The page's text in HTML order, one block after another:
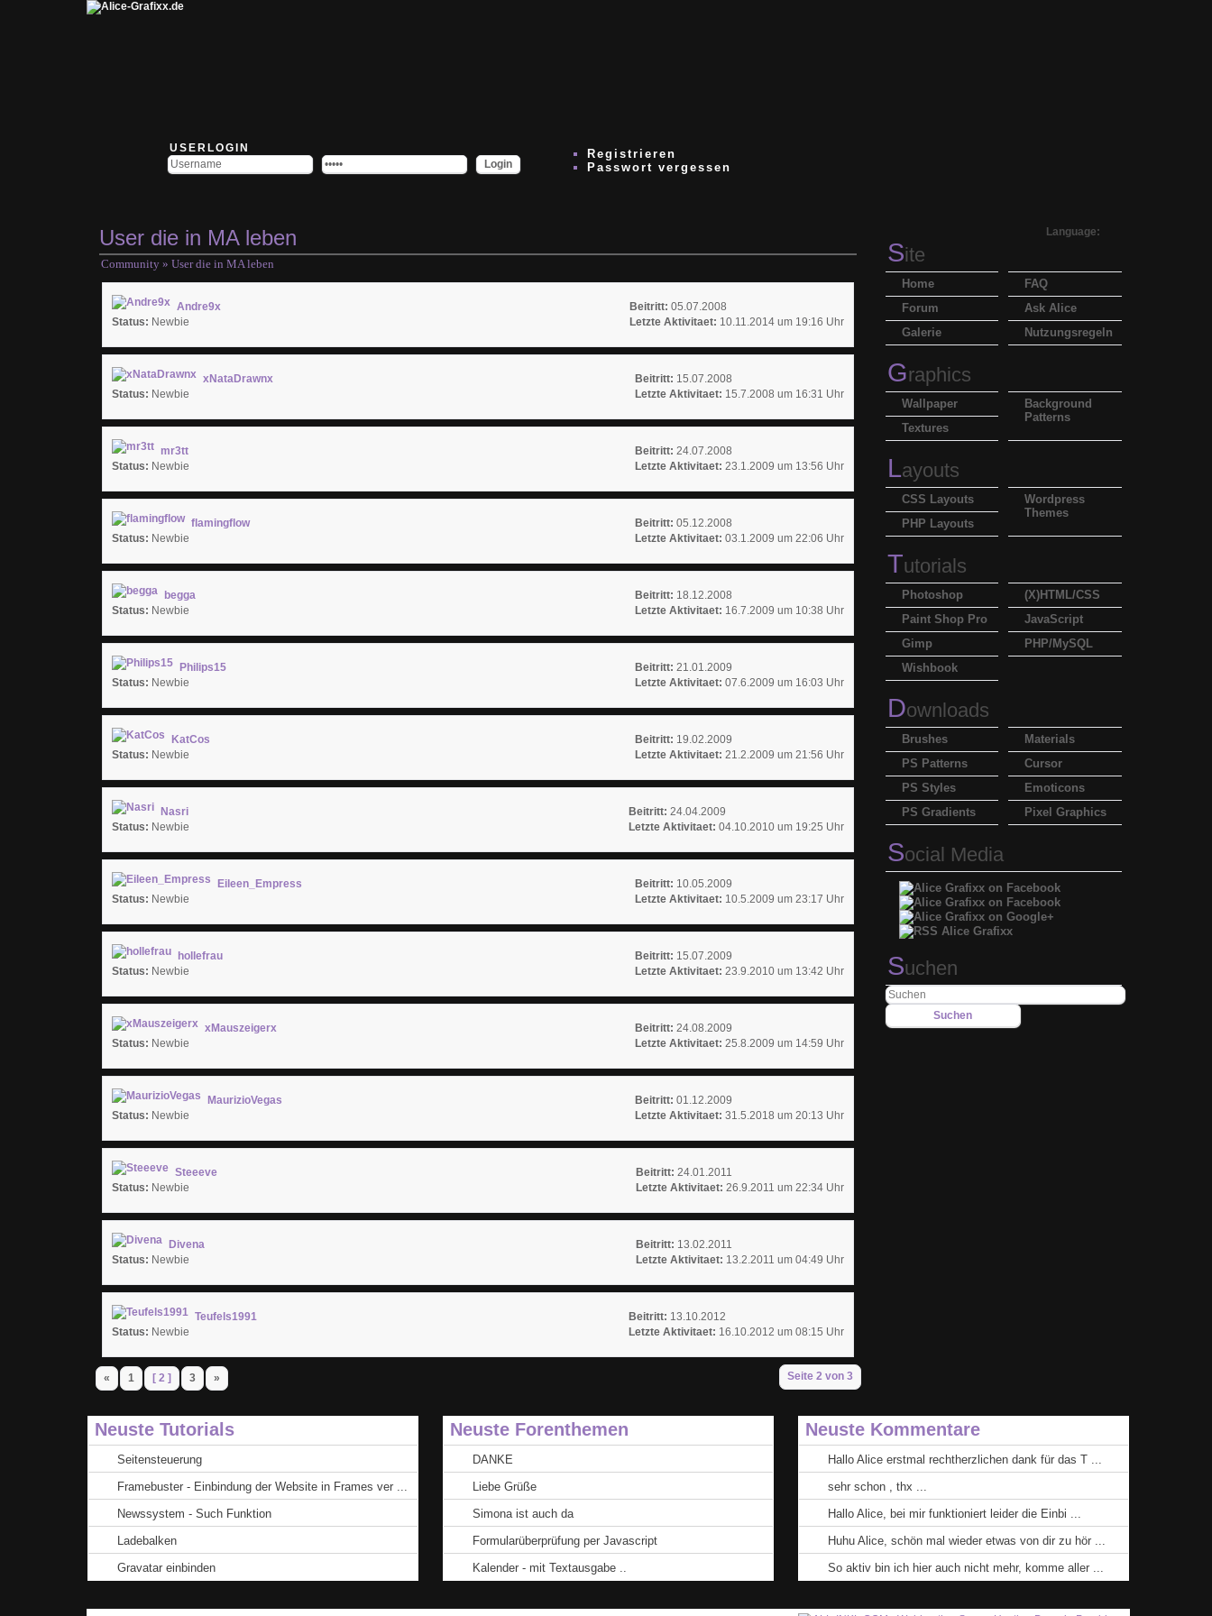
USERLOGIN
Registrieren
Passwort vergessen
User die in MA leben
Community» User die in MA leben
Beitritt: 05.07.2008
Letzte Aktivitaet: 10.11.2014 um 19:16 Uhr
Andre9x
Status: Newbie
Beitritt: 15.07.2008
Letzte Aktivitaet: 15.7.2008 um 16:31 Uhr
xNataDrawnx
Status: Newbie
Beitritt: 24.07.2008
Letzte Aktivitaet: 23.1.2009 um 13:56 Uhr
mr3tt
Status: Newbie
Beitritt: 05.12.2008
Letzte Aktivitaet: 03.1.2009 um 22:06 Uhr
flamingflow
Status: Newbie
Beitritt: 18.12.2008
Letzte Aktivitaet: 16.7.2009 um 10:38 Uhr
begga
Status: Newbie
Beitritt: 21.01.2009
Letzte Aktivitaet: 07.6.2009 um 16:03 Uhr
Philips15
Status: Newbie
Beitritt: 19.02.2009
Letzte Aktivitaet: 21.2.2009 um 21:56 Uhr
KatCos
Status: Newbie
Beitritt: 24.04.2009
Letzte Aktivitaet: 04.10.2010 um 19:25 Uhr
Nasri
Status: Newbie
Beitritt: 10.05.2009
Letzte Aktivitaet: 10.5.2009 um 23:17 Uhr
Eileen_Empress
Status: Newbie
Beitritt: 15.07.2009
Letzte Aktivitaet: 23.9.2010 um 13:42 Uhr
hollefrau
Status: Newbie
Beitritt: 24.08.2009
Letzte Aktivitaet: 25.8.2009 um 14:59 Uhr
xMauszeigerx
Status: Newbie
Beitritt: 01.12.2009
Letzte Aktivitaet: 31.5.2018 um 20:13 Uhr
MaurizioVegas
Status: Newbie
Beitritt: 24.01.2011
Letzte Aktivitaet: 26.9.2011 um 22:34 Uhr
Steeeve
Status: Newbie
Beitritt: 13.02.2011
Letzte Aktivitaet: 13.2.2011 um 04:49 Uhr
Divena
Status: Newbie
Beitritt: 13.10.2012
Letzte Aktivitaet: 16.10.2012 um 08:15 Uhr
Teufels1991
Status: Newbie
« 1 [ 2 ] 3 » Seite 2 von 3
Language:
Site
FAQ
Ask Alice
Nutzungsregeln
Home
Forum
Galerie
Graphics
Background
Patterns
Wallpaper
Textures
Layouts
Wordpress
Themes
CSS Layouts
PHP Layouts
Tutorials
(X)HTML/CSS
JavaScript
PHP/MySQL
Photoshop
Paint Shop Pro
Gimp
Wishbook
Downloads
Materials
Cursor
Emoticons
Pixel Graphics
Brushes
PS Patterns
PS Styles
PS Gradients
Social Media
Suchen
Neuste Tutorials
Seitensteuerung
Framebuster - Einbindung der Website in Frames ver ...
Newssystem - Such Funktion
Ladebalken
Gravatar einbinden
Neuste Forenthemen
DANKE
Liebe Grüße
Simona ist auch da
Formularüberprüfung per Javascript
Kalender - mit Textausgabe ..
Neuste Kommentare
Hallo Alice erstmal rechtherzlichen dank für das T ...
sehr schon , thx ...
Hallo Alice, bei mir funktioniert leider die Einbi ...
Huhu Alice, schön mal wieder etwas von dir zu hör ...
So aktiv bin ich hier auch nicht mehr, komme aller ...